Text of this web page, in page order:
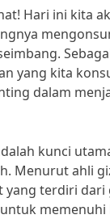
Hari ini kita
yang kita
dalam
kunci
Menurut ahli
yang terdiri dari